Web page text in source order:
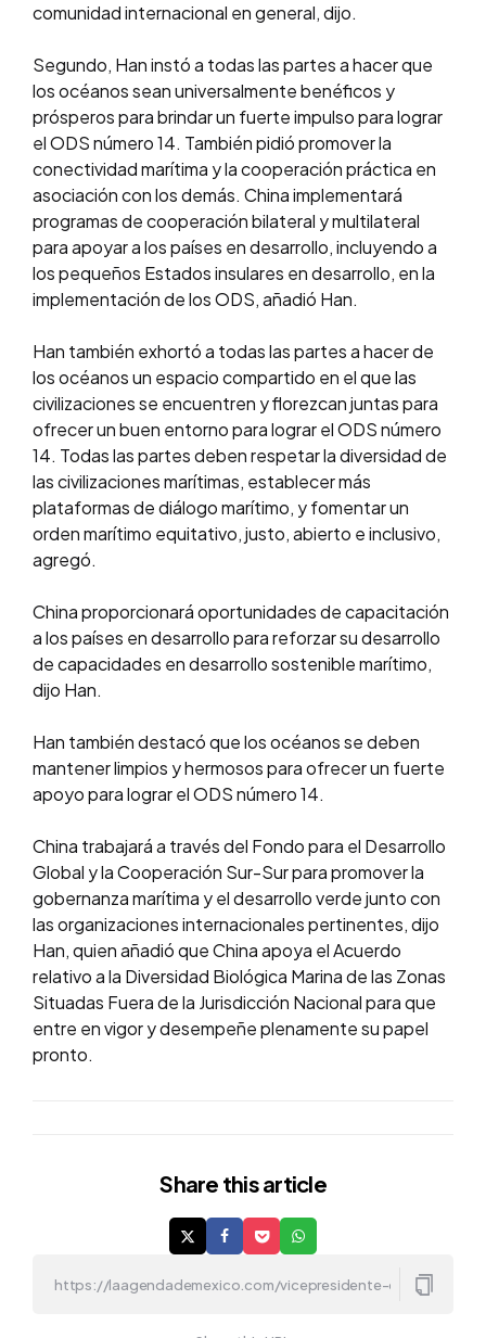
comunidad internacional en general, dijo.
Segundo, Han instó a todas las partes a hacer que
los océanos sean universalmente benéficos y
prósperos para brindar un fuerte impulso para lograr
el ODS número 14. También pidió promover la
conectividad marítima y la cooperación práctica en
asociación con los demás. China implementará
programas de cooperación bilateral y multilateral
para apoyar a los países en desarrollo, incluyendo a
los pequeños Estados insulares en desarrollo, en la
implementación de los ODS, añadió Han.
Han también exhortó a todas las partes a hacer de
los océanos un espacio compartido en el que las
civilizaciones se encuentren y florezcan juntas para
ofrecer un buen entorno para lograr el ODS número
14. Todas las partes deben respetar la diversidad de
las civilizaciones marítimas, establecer más
plataformas de diálogo marítimo, y fomentar un
orden marítimo equitativo, justo, abierto e inclusivo,
agregó.
China proporcionará oportunidades de capacitación
a los países en desarrollo para reforzar su desarrollo
de capacidades en desarrollo sostenible marítimo,
dijo Han.
Han también destacó que los océanos se deben
mantener limpios y hermosos para ofrecer un fuerte
apoyo para lograr el ODS número 14.
China trabajará a través del Fondo para el Desarrollo
Global y la Cooperación Sur-Sur para promover la
gobernanza marítima y el desarrollo verde junto con
las organizaciones internacionales pertinentes, dijo
Han, quien añadió que China apoya el Acuerdo
relativo a la Diversidad Biológica Marina de las Zonas
Situadas Fuera de la Jurisdicción Nacional para que
entre en vigor y desempeñe plenamente su papel
pronto.
Share this article